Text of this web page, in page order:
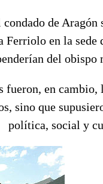
de
Ferriolo en la sede
del
fueron, en
sino que
política, social y